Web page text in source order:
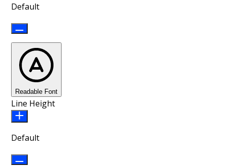
Default
Readable Font
Line Height
Default